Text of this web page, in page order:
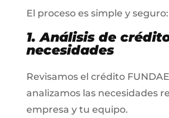
El proceso es simple y seguro:
1. Análisis de
necesidades
Revisamos el crédito
analizamos las necesidades
empresa y tu equipo.